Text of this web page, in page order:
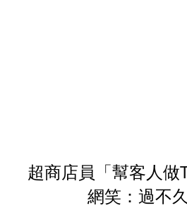
超商店員「幫客人
網笑：過不